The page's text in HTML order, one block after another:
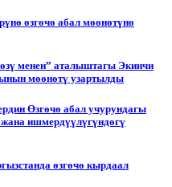
өзгөчө абал мөөнөтүнө
менен” аталыштагы Экинчи
мөөнөтү узартылды
Өзгөчө абал учурундагы
ишмердүүлүгүндөгү
өзгөчө кырдаал